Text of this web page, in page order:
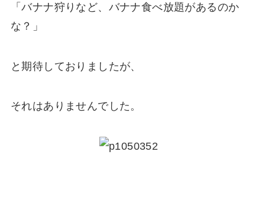
「バナナ狩りなど、バナナ食べ放題があるのか
な？」
と期待しておりましたが、
それはありませんでした。